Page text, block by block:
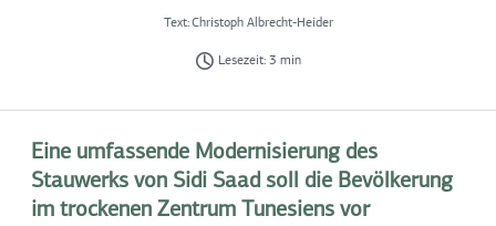
Text: Christoph Albrecht-Heider
Lesezeit: 3 min
Eine umfassende Modernisierung des
Stauwerks von Sidi Saad soll die Bevölkerung
im trockenen Zentrum Tunesiens vor